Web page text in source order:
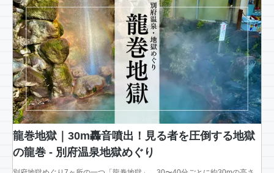
龍巻地獄｜30m轟音噴出！見る者を圧倒する地獄
の龍巻 - 別府温泉地獄めぐり